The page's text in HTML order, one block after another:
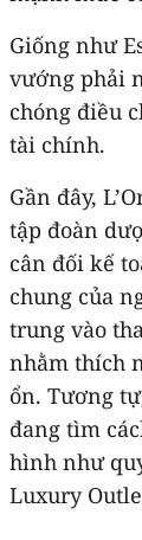
Giống như
vướng phải
chóng điều
tài chính.
Gần đây,
tập đoàn
cân đối kế
chung của
trung vào
nhằm thích
ổn. Tương
đang tìm
hình như
Luxury